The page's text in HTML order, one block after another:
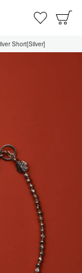
お気に
Short[Silver]